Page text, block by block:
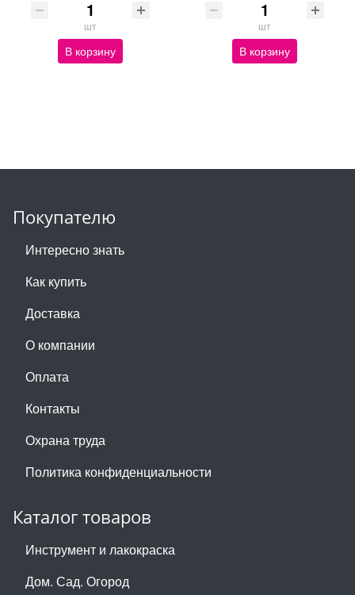
шт
В корзину
шт
В корзину
Покупателю
Интересно знать
Как купить
Доставка
О компании
Оплата
Контакты
Охрана труда
Политика конфиденциальности
Каталог товаров
Инструмент и лакокраска
Дом. Сад. Огород